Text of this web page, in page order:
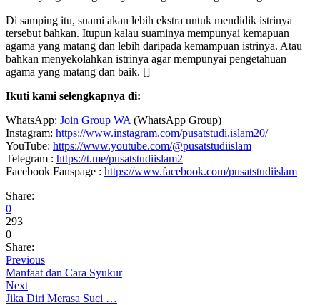
Di samping itu, suami akan lebih ekstra untuk mendidik istrinya
tersebut bahkan. Itupun kalau suaminya mempunyai kemapuan
agama yang matang dan lebih daripada kemampuan istrinya. Atau
bahkan menyekolahkan istrinya agar mempunyai pengetahuan
agama yang matang dan baik. []
Ikuti kami selengkapnya di:
WhatsApp: Join Group WA (WhatsApp Group)
Instagram: https://www.instagram.com/pusatstudi.islam20/
YouTube: https://www.youtube.com/@pusatstudiislam
Telegram : https://t.me/pusatstudiislam2
Facebook Fanspage : https://www.facebook.com/pusatstudiislam
Share:
0
293
0
Share:
Previous
Manfaat dan Cara Syukur
Next
Jika Diri Merasa Suci …